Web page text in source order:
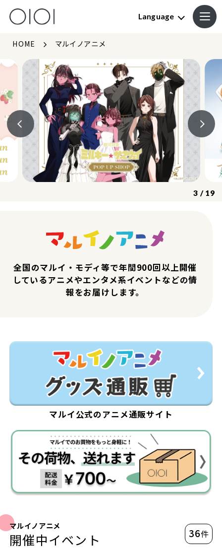
Language
HOME マルイノアニメ
3 / 19
全国のマルイ・モディ等で年間900回以上開催
しているアニメやエンタメ系イベントなどの情
報をお届けします。
マルイ公式のアニメ通販サイト
マルイノアニメ
開催中イベント 36件